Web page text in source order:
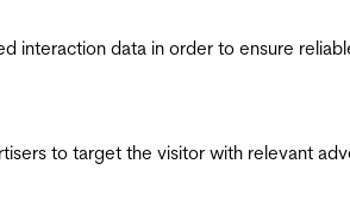
interaction data in order to ensure
to target the visitor with relevant